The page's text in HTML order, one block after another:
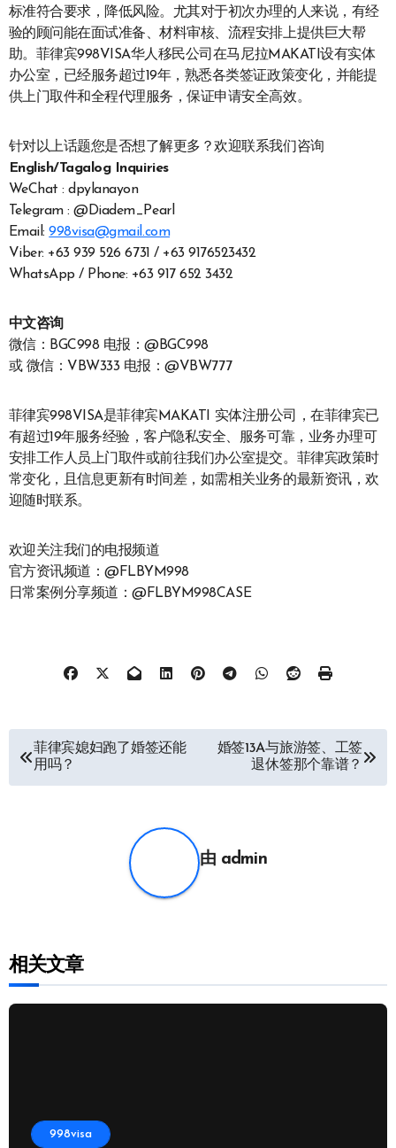
标准符合要求，降低风险。尤其对于初次办理的人来说，有经
验的顾问能在面试准备、材料审核、流程安排上提供巨大帮
助。菲律宾998VISA华人移民公司在马尼拉MAKATI设有实体
办公室，已经服务超过19年，熟悉各类签证政策变化，并能提
供上门取件和全程代理服务，保证申请安全高效。
针对以上话题您是否想了解更多？欢迎联系我们咨询
English/Tagalog Inquiries
WeChat : dpylanayon
Telegram : @Diadem_Pearl
Email:998visa@gmail.com
Viber: +63 939 526 6731 / +63 9176523432
WhatsApp / Phone: +63 917 652 3432
中文咨询
微信：BGC998 电报：@BGC998
或 微信：VBW333 电报：@VBW777
菲律宾998VISA是菲律宾MAKATI 实体注册公司，在菲律宾已
有超过19年服务经验，客户隐私安全、服务可靠，业务办理可
安排工作人员上门取件或前往我们办公室提交。菲律宾政策时
常变化，且信息更新有时间差，如需相关业务的最新资讯，欢
迎随时联系。
欢迎关注我们的电报频道
官方资讯频道：@FLBYM998
日常案例分享频道：@FLBYM998CASE
菲律宾媳妇跑了婚签还能
用吗？
婚签13A与旅游签、工签
退休签那个靠谱？
由 admin
相关文章
998visa